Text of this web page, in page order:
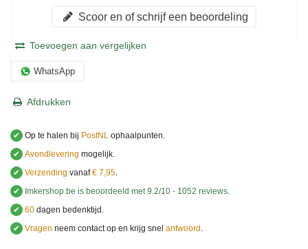
Scoor en of schrijf een beoordeling
Toevoegen aan vergelijken
WhatsApp
Afdrukken
✔ Op te halen bij PostNL ophaalpunten.
✔ Avondlevering mogelijk.
✔ Verzending vanaf€ 7,95.
✔
Imkershop.be is beoordeeld met9.2/10 - 1052 reviews.
✔ 60 dagen bedenktijd.
✔ Vragen neem contact op en krijg snel antwoord .